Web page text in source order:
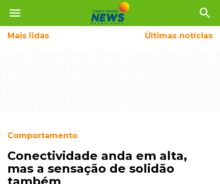
menu search
Mais lidas Últimas notícias
Comportamento
Conectividade anda em alta,
mas a sensação de solidão